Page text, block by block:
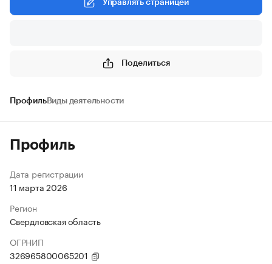
Управлять страницей
Поделиться
ПрофильВиды деятельности
Профиль
Дата регистрации
11 марта 2026
Регион
Свердловская область
ОГРНИП
326965800065201